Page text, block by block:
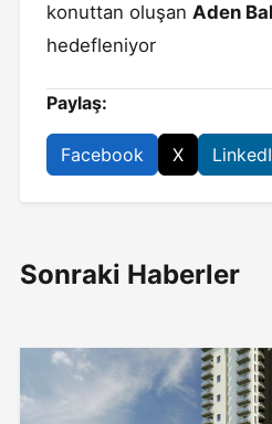
konuttan oluşan Aden
hedefleniyor
Paylaş:
Facebook X
Sonraki Haberler